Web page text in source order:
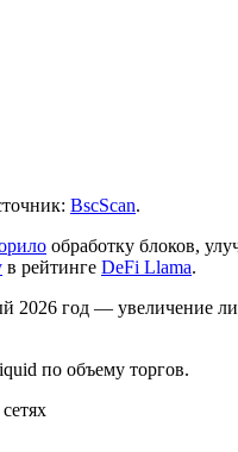
BscScan.
обработку блоков,
в рейтинге DeFi Llama.
2026 год — увеличение
по объему торгов.